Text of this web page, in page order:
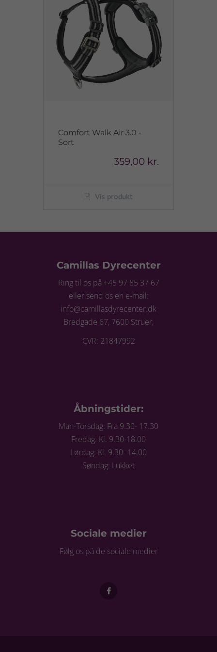
Comfort Walk Air 3.0 -
Sort
359,00 kr.
Vis produkt
Camillas Dyrecenter
Ring til os på +45 97 85 37 67
eller send os en e-mail:
info@camillasdyrecenter.dk
Bredgade 67, 7600 Struer,
CVR: 21847992
Åbningstider:
Man-Torsdag: Fra 9.30- 17.30
Fredag: Kl. 9.30-18.00
Lørdag: Kl. 9.30- 14.00
Søndag: Lukket
Sociale medier
Følg os på de sociale medier